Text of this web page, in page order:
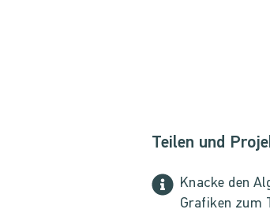
Teilen und
Knacke den
Grafiken zum